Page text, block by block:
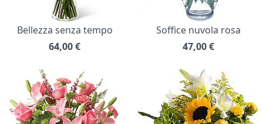
Bellezza senza tempo
64,00€
Soffice nuvola rosa
47,00€